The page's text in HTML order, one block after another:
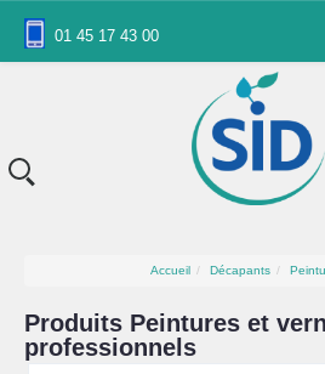
01 45 17 43 00
Accueil Décapants
Produits Peintures et
professionnels